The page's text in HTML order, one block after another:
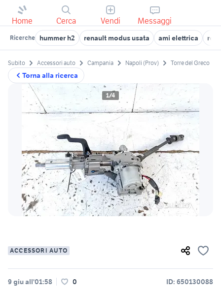
Home Cerca Vendi Messaggi
Ricerche hummer h2 renault modus usata ami elettrica
Torna alla ricerca
Subito Accessori auto Campania Napoli (Prov) Torre del Greco
1/4
ACCESSORI AUTO
9 giu all'01:58 0 ID: 650130088